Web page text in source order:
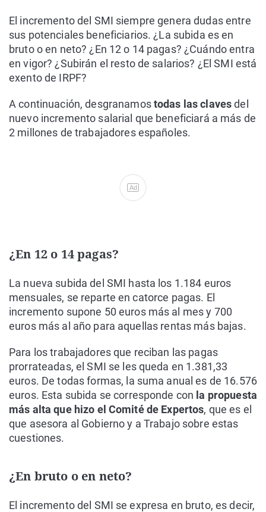
El incremento del SMI siempre genera dudas entre
sus potenciales beneficiarios. ¿La subida es en
bruto o en neto? ¿En 12 o 14 pagas? ¿Cuándo entra
en vigor? ¿Subirán el resto de salarios? ¿El SMI está
exento de IRPF?
A continuación, desgranamostodas las clavesdel
nuevo incremento salarial que beneficiará a más de
2 millones de trabajadores españoles.
Ad
¿En 12 o 14 pagas?
La nueva subida del SMI hasta los 1.184 euros
mensuales, se reparte en catorce pagas. El
incremento supone 50 euros más al mes y 700
euros más al año para aquellas rentas más bajas.
Para los trabajadores que reciban las pagas
prorrateadas, el SMI se les queda en 1.381,33
euros. De todas formas, la suma anual es de 16.576
euros. Esta subida se corresponde con la propuesta
más alta que hizo el Comité de Expertos, que es el
que asesora al Gobierno y a Trabajo sobre estas
cuestiones.
¿En bruto o en neto?
El incremento del SMI se expresa en bruto, es decir,